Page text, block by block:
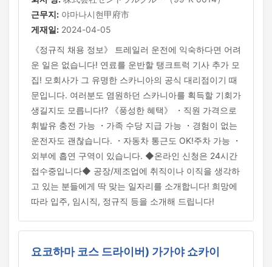
근무지: 야마나시현甲府市
게재일: 2024-04-05
《정규직 채용 정보》 트레일러 운전에 익숙하다면 어려
운 일은 없습니다! 연료를 운반할 탱크트럭 기사 추가 모
집! 모회사가 그 유명한 스카니아의 공식 대리점이기 때
문입니다. 여러분도 염원하던 스카니아를 획득할 기회가
생길지도 모릅니다!? 《풍성한 혜택》 ・직원 가격으로
휘발유 충전 가능 ・가족 수당 지급 가능 ・경험이 없는
운전자도 괜찮습니다. ・자동차 통근도 OK!주차 가능 ・
외부에 흡연 구역이 있습니다. ◆온라인 신청은 24시간
접수중입니다◆ 공장/제조업에 취직이나 이직을 생각하
고 있는 분들에게 딱 맞는 일자리를 소개합니다! 희망에
따라 입주, 임시직, 정규직 등을 소개해 드립니다!
요코하마 코스 드라이버) 가가야 쇼카이